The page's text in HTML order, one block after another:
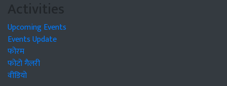
Activities
Upcoming Events
Events Update
फोरम
फोटो गैलरी
वीडियो